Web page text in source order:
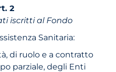
2
iscritti al Fondo
Sanitaria:
di ruolo e a contratto
parziale, degli Enti